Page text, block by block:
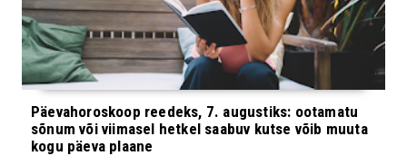
Päevahoroskoop reedeks, 7. augustiks: ootamatu
sõnum või viimasel hetkel saabuv kutse võib muuta
kogu päeva plaane